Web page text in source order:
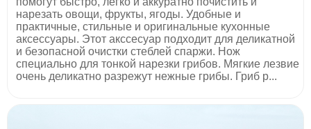
нарезать овощи, фрукты, ягоды. Удобные и
практичные, стильные и оригинальные кухонные
аксессуары. Этот акссесуар подходит для деликатной
и безопасной очистки стеблей спаржи. Нож
специально для тонкой нарезки грибов. Мягкие лезвие
очень деликатно разрежут нежные грибы. Гриб р...